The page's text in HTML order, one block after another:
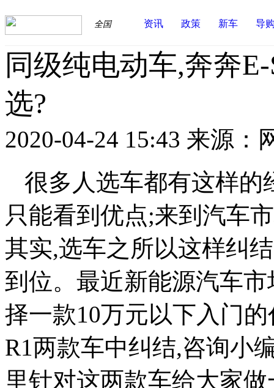
全国 资讯 政策 新车 导
同级纯电动车,奔奔
选?
2020-04-24 15:43 来源：
很多人选车都有这样的
只能看到优点;来到汽车
其实,选车之所以这样纠
到位。最近新能源汽车
择一款10万元以下入门
R1两款车中纠结,咨询小
里针对这两款车给大家